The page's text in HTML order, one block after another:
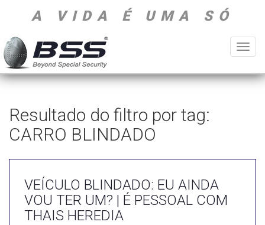
A VIDA É UMA SÓ
Resultado do filtro por tag:
CARRO BLINDADO
VEÍCULO BLINDADO: EU AINDA
VOU TER UM? | É PESSOAL COM
THAIS HEREDIA